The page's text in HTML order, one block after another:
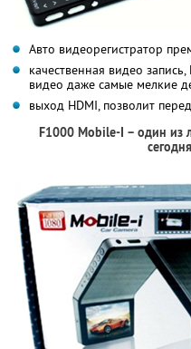
Авто видеорегистратор
качественная видео
видео даже самые мелкие
выход HDMI, позволит
F1000 Mobile-I – один из